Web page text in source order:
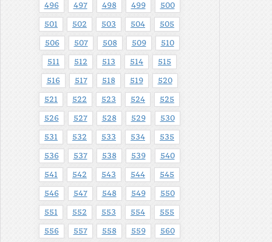
496 497 498 499 500
501 502 503 504 505
506 507 508 509 510
511 512 513 514 515
516 517 518 519 520
521 522 523 524 525
526 527 528 529 530
531 532 533 534 535
536 537 538 539 540
541 542 543 544 545
546 547 548 549 550
551 552 553 554 555
556 557 558 559 560